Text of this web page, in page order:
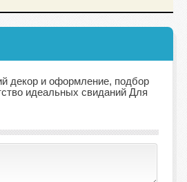
декор и оформление, подбор
идеальных свиданий Для